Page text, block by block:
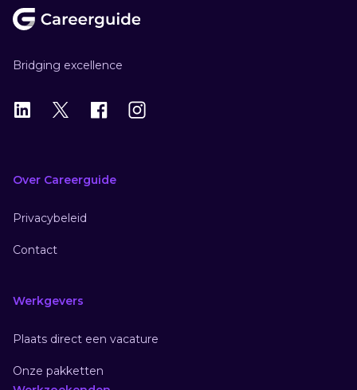
Bridging excellence
LinkedIn
X Instagram
Over Careerguide
Privacybeleid
Contact
Werkgevers
Plaats direct een vacature
Onze pakketten